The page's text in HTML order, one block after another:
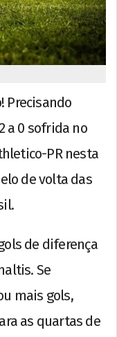
Precisando
a 0 sofrida no
PR nesta
de volta das
de diferença
Se
mais gols,
as quartas de